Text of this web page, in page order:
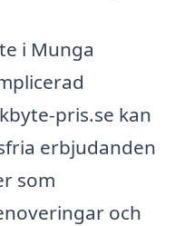
i Munga
pris.se kan
erbjudanden
som
och